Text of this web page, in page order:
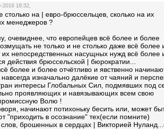
2016 18:32,
на | евро-брюссельцев, сколько на их
менеджеров ?
очевиднее, что европейцев всё более и более
не только и не столько даже всё более
непосредственных насущных нужд всё более
действия брюссельской | бюрократии...
более и более отчётливо и явственно
изначально далёкие от чаяний и
интересы Глобальных Сил, подмявших под
проявляющих и навязывающих всем свою
Волю !
начинают потихоньку бесить или, может
"приходить в осознание" тех(если помните)
брошенных в сердцах | Викторией